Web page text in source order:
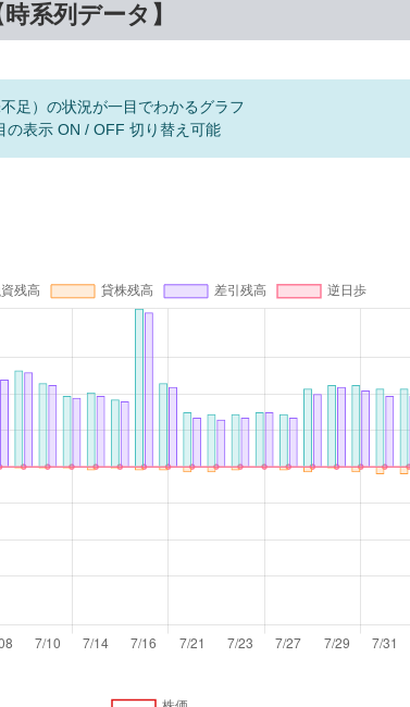
系列データ】
足）の状況が一目でわかるグラフ
の表示 ON / OFF 切り替え可能